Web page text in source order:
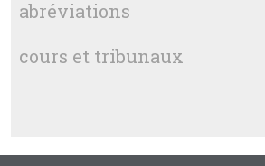
abréviations
cours et tribunaux